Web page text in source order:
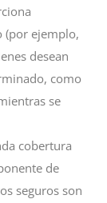
(por ejemplo,
desean
como
se
cobertura
de
seguros son